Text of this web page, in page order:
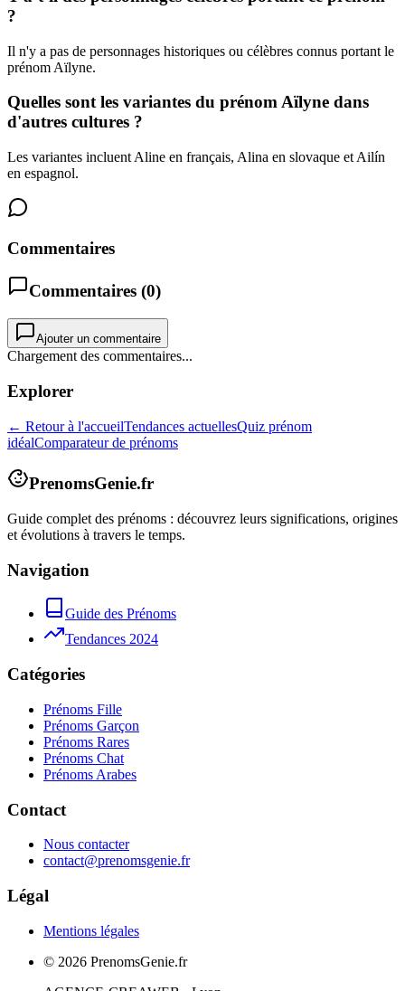
?
Il n'y a pas de personnages historiques ou célèbres connus portant le
prénom Aïlyne.
Quelles sont les variantes du prénom Aïlyne dans
d'autres cultures ?
Les variantes incluent Aline en français, Alina en slovaque et Ailín
en espagnol.
Commentaires
Commentaires (0)
Ajouter un commentaire
Chargement des commentaires...
Explorer
← Retour à l'accueilTendances actuellesQuiz prénom
idéalComparateur de prénoms
PrenomsGenie.fr
Guide complet des prénoms : découvrez leurs significations, origines
et évolutions à travers le temps.
Navigation
Guide des Prénoms
Tendances 2024
Catégories
Prénoms Fille
Prénoms Garçon
Prénoms Rares
Prénoms Chat
Prénoms Arabes
Contact
Nous contacter
contact@prenomsgenie.fr
Légal
Mentions légales
© 2026 PrenomsGenie.fr